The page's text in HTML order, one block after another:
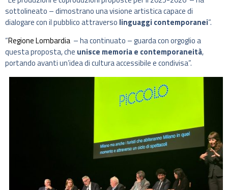
sottolineato – dimostrano una visione artistica capace di
dialogare con il pubblico attraverso linguaggi contemporanei“.
“Regione Lombardia – ha continuato – guarda con orgoglio a
questa proposta, che unisce memoria e contemporaneità,
portando avanti un’idea di cultura accessibile e condivisa”.